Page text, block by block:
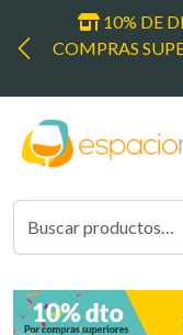
DESCUENTO
A 500€
Anterior